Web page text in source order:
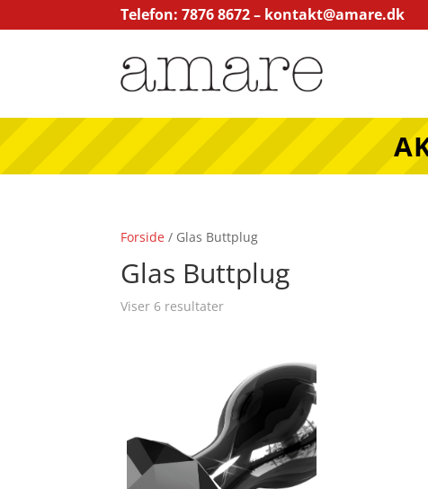
Telefon: 7876 8672 – kontakt@amare.dk
Forside / Glas Buttplug
Glas Buttplug
Viser 6 resultater